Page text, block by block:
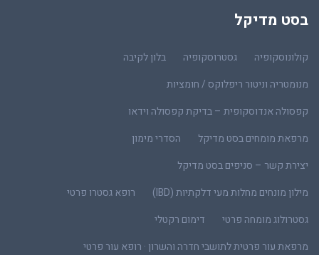
בסט מדיקל
קולונוסקופיה גסטרוסקופיה
בלון לקיבה
מנומטריה וניטור ריפלוקס / חומציות
קפסולה אנדוסקופית – בדיקת קפסולה וידאו
מרפאת מומחים בסט מדיקל
הסדרי מימון
יצירת קשר – סניפים בסט מדיקל
מילון מונחים מחלות מעי דלקתיות (IBD)
רופא גסטרו פרטי
גסטרולוג מומחה פרטי
דימום רקטלי
מרפאת עור פרטית לתושבי חדרה והשרון · רופא עור פרטי